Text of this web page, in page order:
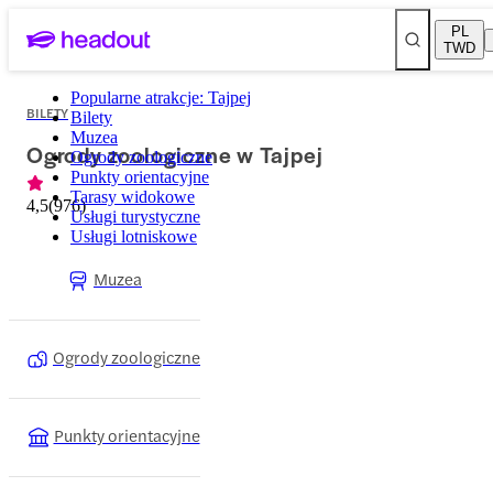
PL
TWD
Popularne atrakcje: Tajpej
Bilety
Muzea
Ogrody zoologiczne
Punkty orientacyjne
Tarasy widokowe
Usługi turystyczne
Usługi lotniskowe
BILETY
Ogrody zoologiczne w Tajpej
4,5(976)
Muzea
Ogrody zoologiczne
Punkty orientacyjne